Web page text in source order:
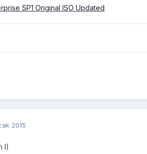
SP1 Original ISO Updated
2015
I)